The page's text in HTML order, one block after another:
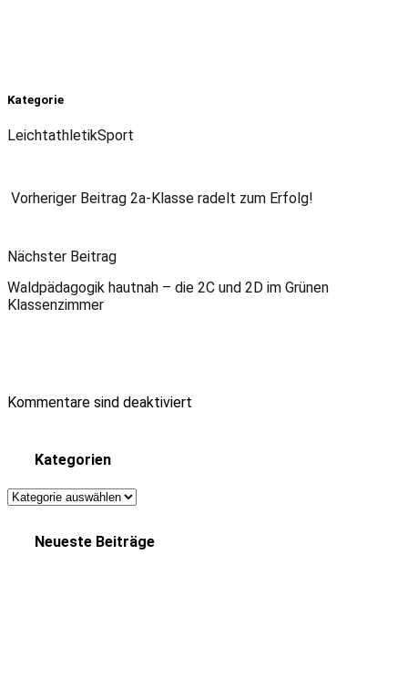
Kategorie
LeichtathletikSport
Vorheriger Beitrag 2a-Klasse radelt zum Erfolg!
Nächster Beitrag
Waldpädagogik hautnah – die 2C und 2D im Grünen
Klassenzimmer
Kommentare sind deaktiviert
Kategorien
Kategorien
Neueste Beiträge